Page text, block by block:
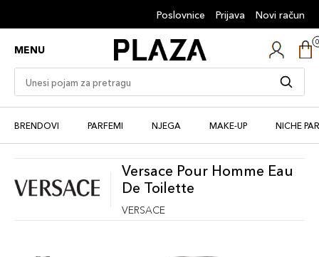
Poslovnice Prijava Novi račun
MENU
BRENDOVI PARFEMI NJEGA MAKE-UP NICHE
Versace Pour Homme Eau
De Toilette
VERSACE